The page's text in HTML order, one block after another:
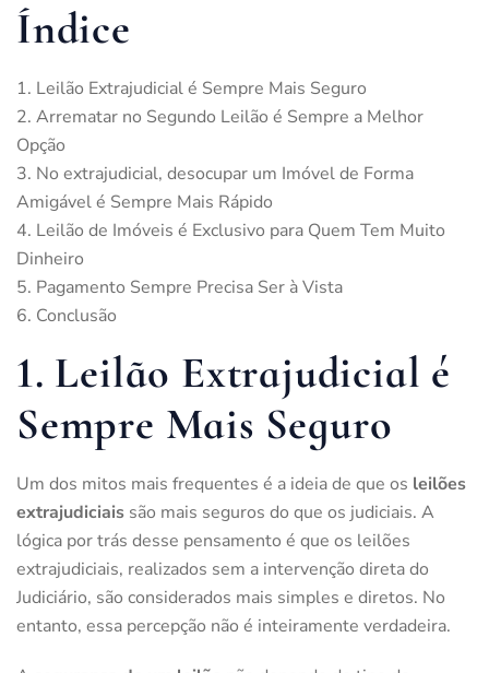
Índice
Leilão Extrajudicial é Sempre Mais Seguro
Arrematar no Segundo Leilão é Sempre a Melhor
Opção
No extrajudicial, desocupar um Imóvel de Forma
Amigável é Sempre Mais Rápido
Leilão de Imóveis é Exclusivo para Quem Tem Muito
Dinheiro
Pagamento Sempre Precisa Ser à Vista
Conclusão
1. Leilão Extrajudicial é
Sempre Mais Seguro
Um dos mitos mais frequentes é a ideia de que os leilões
extrajudiciais são mais seguros do que os judiciais. A
lógica por trás desse pensamento é que os leilões
extrajudiciais, realizados sem a intervenção direta do
Judiciário, são considerados mais simples e diretos. No
entanto, essa percepção não é inteiramente verdadeira.